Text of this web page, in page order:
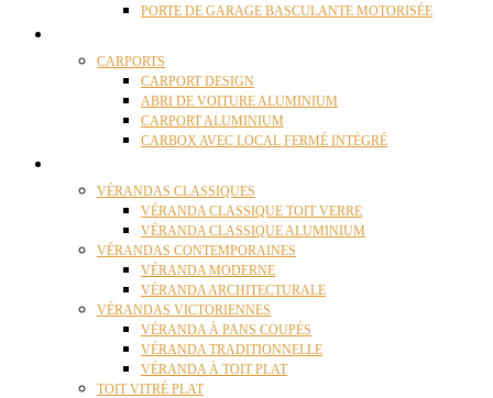
PORTE DE GARAGE BASCULANTE MOTORISÉE
CARPORTS
CARPORT DESIGN
ABRI DE VOITURE ALUMINIUM
CARPORT ALUMINIUM
CARBOX AVEC LOCAL FERMÉ INTÉGRÉ
VÉRANDAS CLASSIQUES
VÉRANDA CLASSIQUE TOIT VERRE
VÉRANDA CLASSIQUE ALUMINIUM
VÉRANDAS CONTEMPORAINES
VÉRANDA MODERNE
VÉRANDA ARCHITECTURALE
VÉRANDAS VICTORIENNES
VÉRANDA À PANS COUPÉS
VÉRANDA TRADITIONNELLE
VÉRANDA À TOIT PLAT
TOIT VITRÉ PLAT